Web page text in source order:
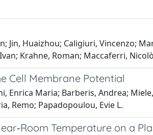
Jin, Huaizhou; Caligiuri, Vincenzo;
Krahne, Roman; Maccaferri,
Cell Membrane Potential
Enrica Maria; Barberis, Andrea;
Remo; Papadopoulou, Evie L.
Temperature on a